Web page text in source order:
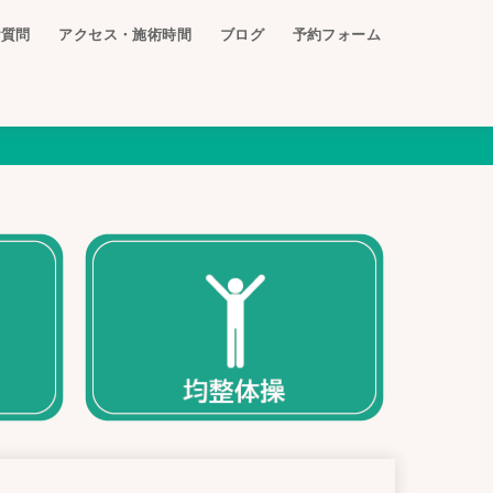
問 アクセス・施術時間 ブログ 予約フォーム